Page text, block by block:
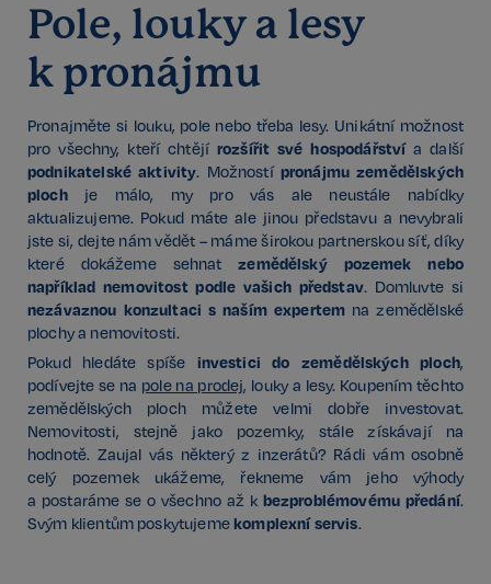
Pole, louky a lesy
k pronájmu
Pronajměte si louku, pole nebo třeba lesy. Unikátní možnost
pro všechny, kteří chtějí rozšířit své hospodářstvía další
podnikatelské aktivity. Možností pronájmu zemědělských
ploch je málo, my pro vás ale neustále nabídky
aktualizujeme. Pokud máte ale jinou představu a nevybrali
jste si, dejte nám vědět – máme širokou partnerskou síť, díky
které dokážeme sehnatzemědělský pozemek nebo
například nemovitost podle vašich představ. Domluvte si
nezávaznou konzultaci s naším expertem na zemědělské
plochy a nemovitosti.
Pokud hledáte spíše investici do zemědělských ploch,
podívejte se na pole na prodej, louky a lesy. Koupením těchto
zemědělských ploch můžete velmi dobře investovat.
Nemovitosti, stejně jako pozemky, stále získávají na
hodnotě. Zaujal vás některý z inzerátů? Rádi vám osobně
celý pozemek ukážeme, řekneme vám jeho výhody
a postaráme se o všechno až k bezproblémovému předání.
Svým klientům poskytujemekomplexní servis.